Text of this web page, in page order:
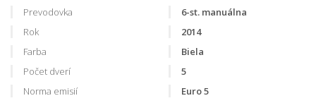
Prevodovka
6-st. manuálna
Rok
2014
Farba
Biela
Počet dverí
5
Norma emisií
Euro 5